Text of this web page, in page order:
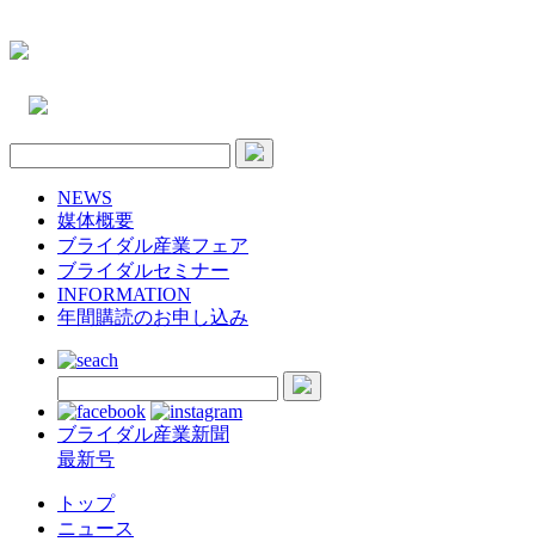
NEWS
媒体概要
ブライダル産業フェア
ブライダルセミナー
INFORMATION
年間購読のお申し込み
ブライダル産業新聞
最新号
トップ
ニュース